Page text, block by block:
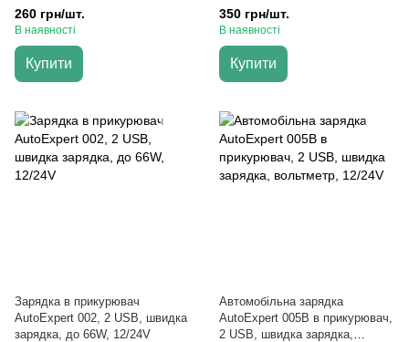
зарядка, 12/24V
260 грн/шт.
В наявності
Купити
12/24V
350 грн/шт.
В наявності
Купити
Зарядка в прикурювач
AutoExpert 002, 2 USB, швидка
зарядка, до 66W, 12/24V
Автомобільна зарядка
AutoExpert 005B в прикурювач,
2 USB, швидка зарядка,